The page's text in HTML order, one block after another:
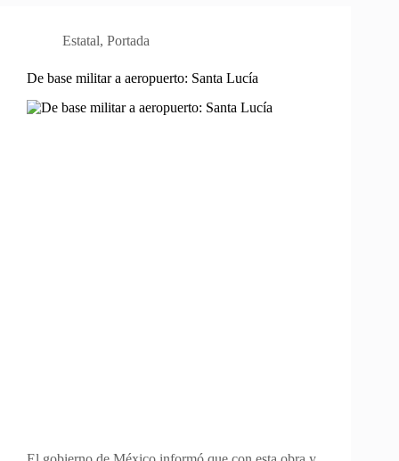
Estatal, Portada
De base militar a aeropuerto: Santa Lucía